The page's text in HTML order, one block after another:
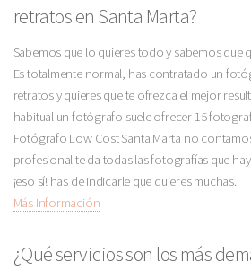
retratos en Santa Marta?
Sabemos que lo quieres todo y sabemos que
Es totalmente normal, has contratado un
retratos y quieres que te ofrezca el mejor
habitual un fotógrafo suele ofrecer 15
Fotógrafo Low Cost Santa Marta no
profesional te da todas las fotografías que
¡eso sí! has de indicarle que quieres muchas.
Más Información
¿Qué servicios son los más